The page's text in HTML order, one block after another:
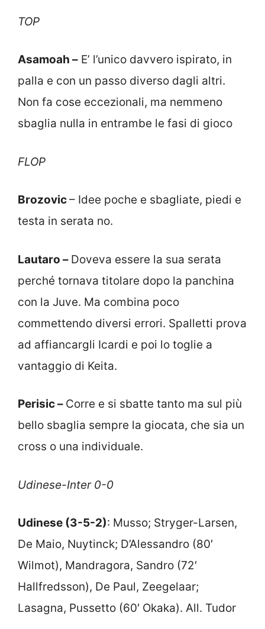
TOP
Asamoah – E’ l’unico davvero ispirato, in
palla e con un passo diverso dagli altri.
Non fa cose eccezionali, ma nemmeno
sbaglia nulla in entrambe le fasi di gioco
FLOP
Brozovic– Idee poche e sbagliate, piedi e
testa in serata no.
Lautaro – Doveva essere la sua serata
perché tornava titolare dopo la panchina
con la Juve. Ma combina poco
commettendo diversi errori. Spalletti prova
ad affiancargli Icardi e poi lo toglie a
vantaggio di Keita.
Perisic – Corre e si sbatte tanto ma sul più
bello sbaglia sempre la giocata, che sia un
cross o una individuale.
Udinese-Inter 0-0
Udinese (3-5-2): Musso; Stryger-Larsen,
De Maio, Nuytinck; D’Alessandro (80′
Wilmot), Mandragora, Sandro (72′
Hallfredsson), De Paul, Zeegelaar;
Lasagna, Pussetto (60′ Okaka). All. Tudor